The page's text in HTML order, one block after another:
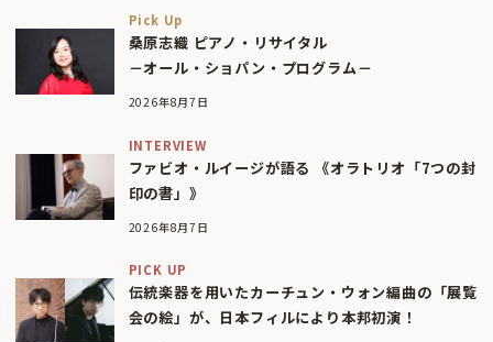
Pick Up
桑原志織 ピアノ・リサイタル
－オール・ショパン・プログラム－
2026年8月7日
INTERVIEW
ファビオ・ルイージが語る 《オラトリオ「7つの封
印の書」》
2026年8月7日
PICK UP
伝統楽器を用いたカーチュン・ウォン編曲の「展覧
会の絵」が、日本フィルにより本邦初演！